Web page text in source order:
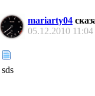
mariarty04
05.12.2010 11:04
sds